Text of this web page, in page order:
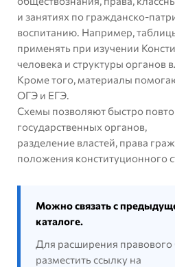
и занятиях по гражданско-
воспитанию. Например,
применять при изучении
человека и структуры органов
Кроме того, материалы
ОГЭ и ЕГЭ.
Схемы позволяют быстро
государственных органов,
разделение властей, права
положения конституционного
Можно связать с
каталоге.
Для расширения
разместить ссылку на